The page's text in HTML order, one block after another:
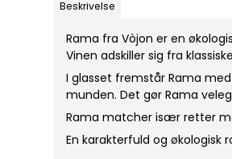
Beskrivelse
Rama fra Vòjon er en
Vinen adskiller sig fra
I glasset fremstår Rama
munden. Det gør Rama
Rama matcher især retter
En karakterfuld og økologisk